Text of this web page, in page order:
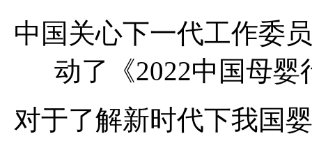
中国关心下一代工作委
动了《2022中国母
对于了解新时代下我国